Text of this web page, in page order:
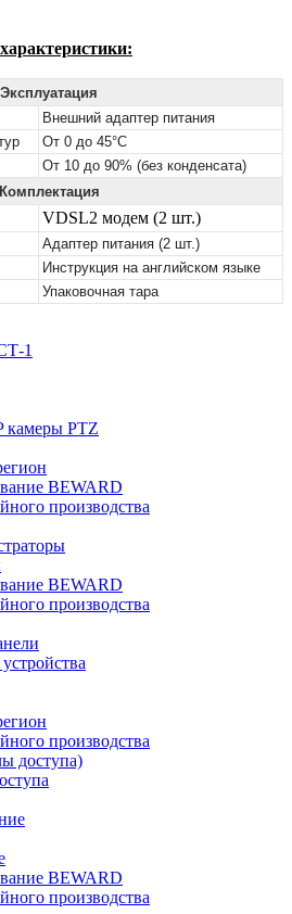
Эксплуатация
Внешний адаптер питания
От 0 до 45°С
От 10 до 90% (без конденсата)
Комплектация
VDSL2 модем (2 шт.)
Адаптер питания (2 шт.)
Инструкция на английском языке
Упаковочная тара
1
камеры PTZ
BEWARD
производства
BEWARD
производства
производства
доступа)
BEWARD
производства